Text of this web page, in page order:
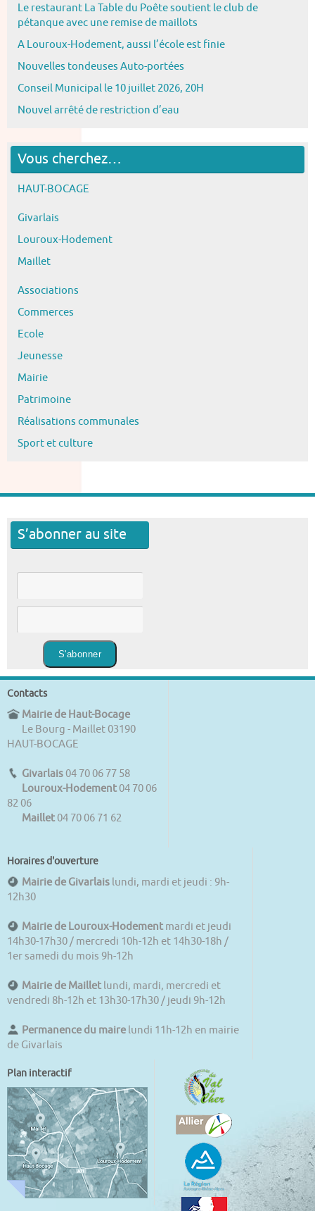
Le restaurant La Table du Poête soutient le club de
pétanque avec une remise de maillots
A Louroux-Hodement, aussi l’école est finie
Nouvelles tondeuses Auto-portées
Conseil Municipal le 10 juillet 2026, 20H
Nouvel arrêté de restriction d’eau
Vous cherchez…
HAUT-BOCAGE
Givarlais
Louroux-Hodement
Maillet
Associations
Commerces
Ecole
Jeunesse
Mairie
Patrimoine
Réalisations communales
Sport et culture
S’abonner au site
Contacts
Mairie de Haut-Bocage
Le Bourg - Maillet 03190
HAUT-BOCAGE
Givarlais 04 70 06 77 58
Louroux-Hodement 04 70 06
82 06
Maillet 04 70 06 71 62
Horaires d'ouverture
Mairie de Givarlais lundi, mardi et jeudi : 9h-
12h30
Mairie de Louroux-Hodement mardi et jeudi
14h30-17h30 / mercredi 10h-12h et 14h30-18h /
1er samedi du mois 9h-12h
Mairie de Maillet lundi, mardi, mercredi et
vendredi 8h-12h et 13h30-17h30 / jeudi 9h-12h
Permanence du maire lundi 11h-12h en mairie
de Givarlais
Plan interactif